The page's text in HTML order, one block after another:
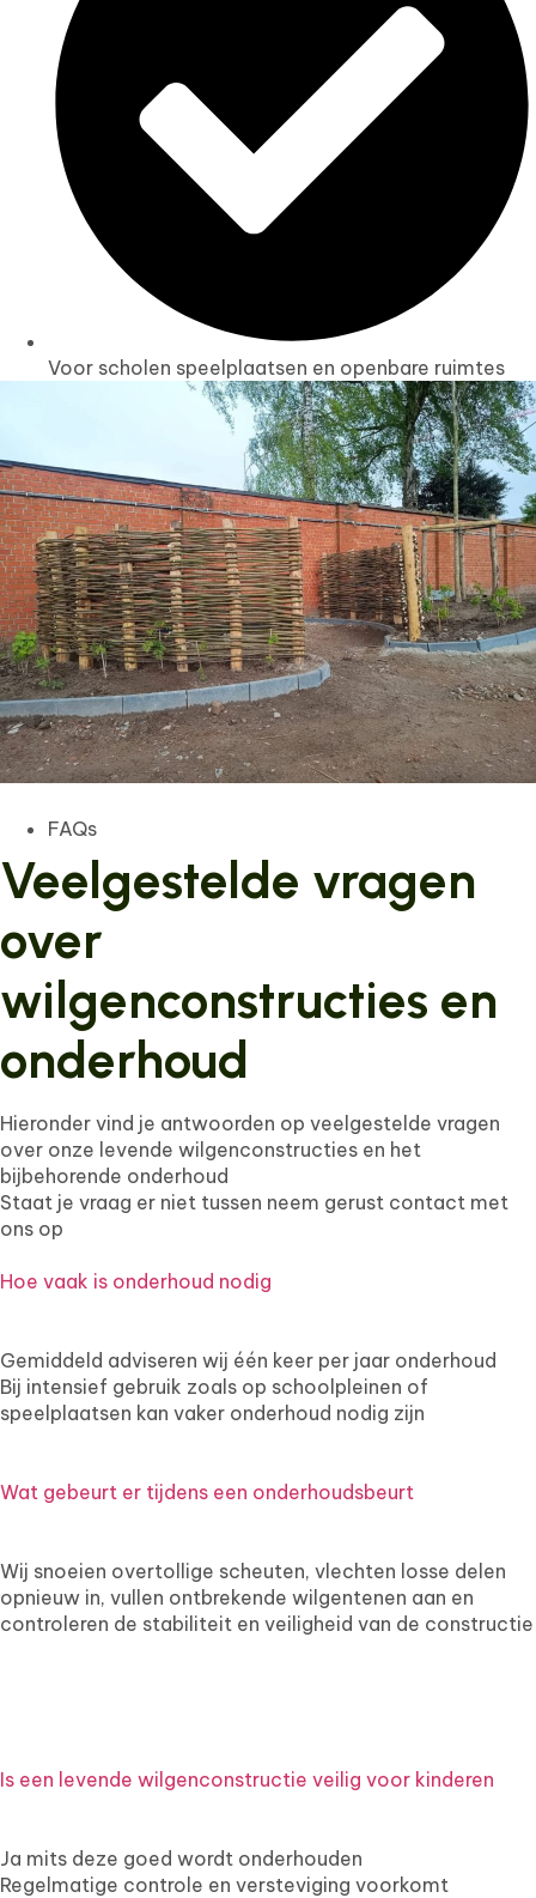
Voor scholen speelplaatsen en openbare ruimtes
FAQs
Veelgestelde vragen
over
wilgenconstructies en
onderhoud
Hieronder vind je antwoorden op veelgestelde vragen
over onze levende wilgenconstructies en het
bijbehorende onderhoud
Staat je vraag er niet tussen neem gerust contact met
ons op
Hoe vaak is onderhoud nodig
Gemiddeld adviseren wij één keer per jaar onderhoud
Bij intensief gebruik zoals op schoolpleinen of
speelplaatsen kan vaker onderhoud nodig zijn
Wat gebeurt er tijdens een onderhoudsbeurt
Wij snoeien overtollige scheuten, vlechten losse delen
opnieuw in, vullen ontbrekende wilgentenen aan en
controleren de stabiliteit en veiligheid van de constructie
Is een levende wilgenconstructie veilig voor kinderen
Ja mits deze goed wordt onderhouden
Regelmatige controle en versteviging voorkomt